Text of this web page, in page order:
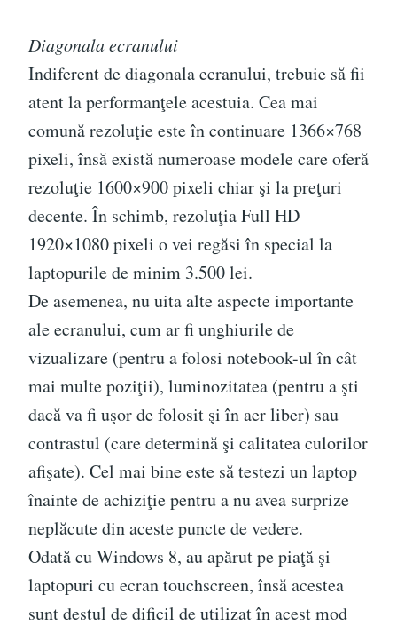
Diagonala ecranului
Indiferent de diagonala ecranului, trebuie să fii
atent la performanţele acestuia. Cea mai
comună rezoluţie este în continuare 1366×768
pixeli, însă există numeroase modele care oferă
rezoluţie 1600×900 pixeli chiar şi la preţuri
decente. În schimb, rezoluţia Full HD
1920×1080 pixeli o vei regăsi în special la
laptopurile de minim 3.500 lei.
De asemenea, nu uita alte aspecte importante
ale ecranului, cum ar fi unghiurile de
vizualizare (pentru a folosi notebook-ul în cât
mai multe poziţii), luminozitatea (pentru a şti
dacă va fi uşor de folosit şi în aer liber) sau
contrastul (care determină şi calitatea culorilor
afişate). Cel mai bine este să testezi un laptop
înainte de achiziţie pentru a nu avea surprize
neplăcute din aceste puncte de vedere.
Odată cu Windows 8, au apărut pe piaţă şi
laptopuri cu ecran touchscreen, însă acestea
sunt destul de dificil de utilizat în acest mod